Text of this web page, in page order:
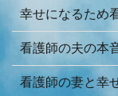
幸せになるため
看護師の夫の本
看護師の妻と幸